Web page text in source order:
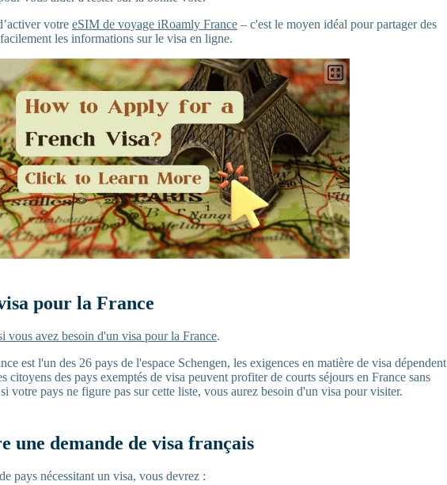
votre eSIM de voyage iRoamly France – c'est le moyen idéal pour partager des
les informations sur le visa en ligne.
pour la France
vous avez besoin d'un visa pour la France.
est l'un des 26 pays de l'espace Schengen, les exigences en matière de visa dépendent
citoyens des pays exemptés de visa peuvent profiter de courts séjours en France sans
votre pays ne figure pas sur cette liste, vous aurez besoin d'un visa pour visiter.
une demande de visa français
pays nécessitant un visa, vous devrez :